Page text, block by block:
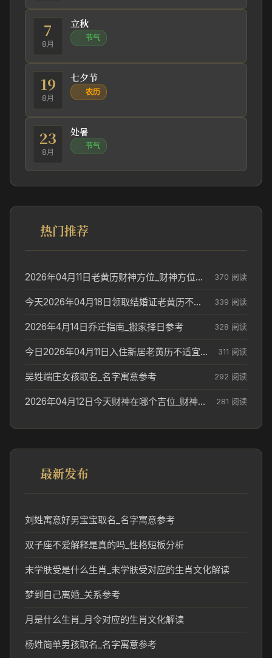
7
8月
立秋
节气
19
8月
七夕节
农历
23
8月
处暑
节气
热门推荐
2026年04月11日老黄历财神方位_财神方位与供奉讲究 370 阅读
今天2026年04月18日领取结婚证老黄历不适合吗_领证日期参考 339 阅读
2026年4月14日乔迁指南_搬家择日参考 328 阅读
今日2026年04月11日入住新居老黄历不适宜吗_搬家择日参考 311 阅读
吴姓端庄女孩取名_名字寓意参考 292 阅读
2026年04月12日今天财神在哪个吉位_财神方位参考 281 阅读
最新发布
刘姓寓意好男宝宝取名_名字寓意参考
双子座不爱解释是真的吗_性格短板分析
末学肤受是什么生肖_末学肤受对应的生肖文化解读
梦到自己离婚_关系参考
月是什么生肖_月令对应的生肖文化解读
杨姓简单男孩取名_名字寓意参考